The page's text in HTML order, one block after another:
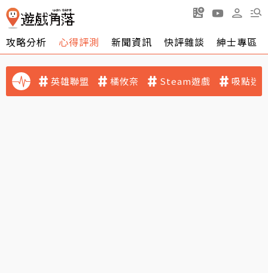
攻略分析 心得評測 新聞資訊 快評雜談 紳士專區
英雄聯盟 橘攸奈 Steam遊戲 吸點迷